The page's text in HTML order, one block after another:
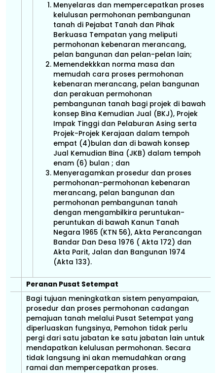
Menyelaras dan mempercepatkan proses
kelulusan permohonan pembangunan
tanah di Pejabat Tanah dan Pihak
Berkuasa Tempatan yang meliputi
permohonan kebenaran merancang,
pelan bangunan dan pelan-pelan lain;
Memendekkkan norma masa dan
memudah cara proses permohonan
kebenaran merancang, pelan bangunan
dan perakuan permohonan
pembangunan tanah bagi projek di bawah
konsep Bina Kemudian Jual (BKJ), Projek
Impak Tinggi dan Pelaburan Asing serta
Projek-Projek Kerajaan dalam tempoh
empat (4)bulan dan di bawah konsep
Jual Kemudian Bina (JKB) dalam tempoh
enam (6) bulan ; dan
Menyeragamkan prosedur dan proses
permohonan-permohonan kebenaran
merancang, pelan bangunan dan
permohonan pembangunan tanah
dengan mengambilkira peruntukan-
peruntukan di bawah Kanun Tanah
Negara 1965 (KTN 56), Akta Perancangan
Bandar Dan Desa 1976 ( Akta 172) dan
Akta Parit, Jalan dan Bangunan 1974
(Akta 133).
Peranan Pusat Setempat
Bagi tujuan meningkatkan sistem penyampaian,
prosedur dan proses permohonan cadangan
pemajuan tanah melalui Pusat Setempat yang
diperluaskan fungsinya, Pemohon tidak perlu
pergi dari satu jabatan ke satu jabatan lain untuk
mendapatkan kelulusan permohonan. Secara
tidak langsung ini akan memudahkan orang
ramai dan mempercepatkan proses.